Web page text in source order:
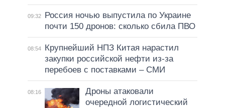
09:32
Россия ночью выпустила по Украине
почти 150 дронов: сколько сбила ПВО
08:54
Крупнейший НПЗ Китая нарастил
закупки российской нефти из-за
перебоев с поставками – СМИ
08:16
Дроны атаковали
очередной логистический